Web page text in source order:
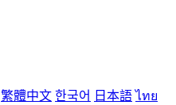
繁體中文 한국어 日本語 ไทย